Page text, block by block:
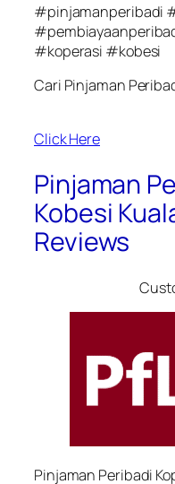
#pinjamanperibadi
#koperasi #kobesi
Cari Pinjaman
Click Here
Pinjaman
Kobesi
Reviews
Pinjaman Peribadi